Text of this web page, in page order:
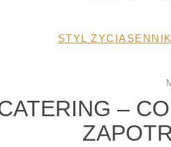
STYL ŻYCIASENNIK
–